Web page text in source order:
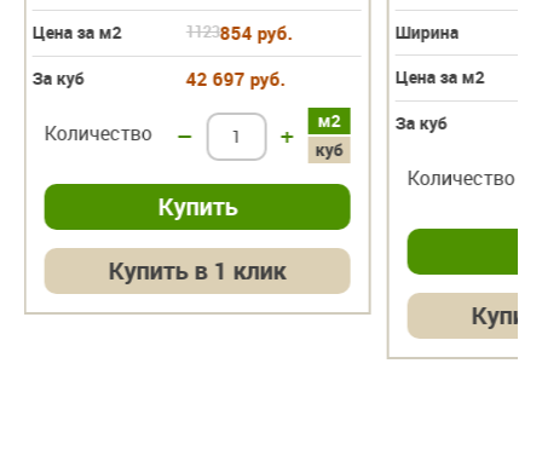
Цена за м2
1123854 руб.
За куб 42 697 руб.
м2
куб
Количество – +
Купить в 1 клик
Ширина
Цена за м2
За куб
Количество